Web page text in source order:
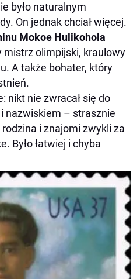
było naturalnym
On jednak chciał więcej.
Mokoe Hulikohola
mistrz olimpijski, kraulowy
A także bohater, który
nikt nie zwracał się do
nazwiskiem – strasznie
i znajomi zwykli za
Było łatwiej i chyba